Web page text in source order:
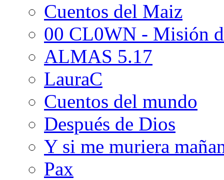
Cuentos del Maiz
00 CL0WN - Misión
ALMAS 5.17
LauraC
Cuentos del mundo
Después de Dios
Y si me muriera
Pax